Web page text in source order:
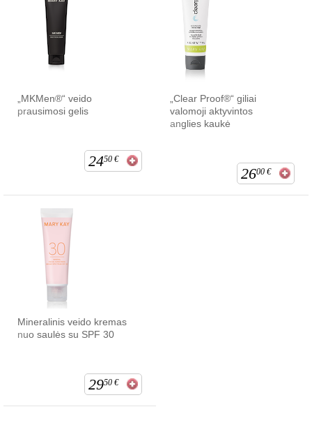
„MKMen®“ veido
prausimosi gelis
2450 €
„Clear Proof®“ giliai
valomoji aktyvintos
anglies kaukė
2600 €
Mineralinis veido kremas
nuo saulės su SPF 30
2950 €